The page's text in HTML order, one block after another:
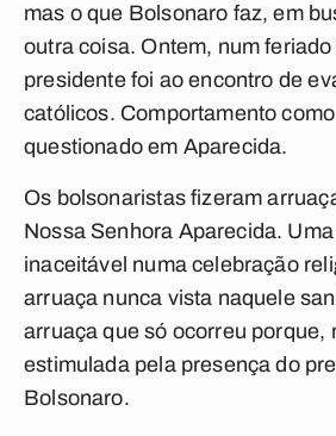
mas o que Bolsonaro faz, em
outra coisa. Ontem, num
presidente foi ao encontro de
católicos. Comportamento
questionado em Aparecida.
Os bolsonaristas fizeram
Nossa Senhora Aparecida.
inaceitável numa celebração
arruaça nunca vista naquele
arruaça que só ocorreu porque,
estimulada pela presença do
Bolsonaro.